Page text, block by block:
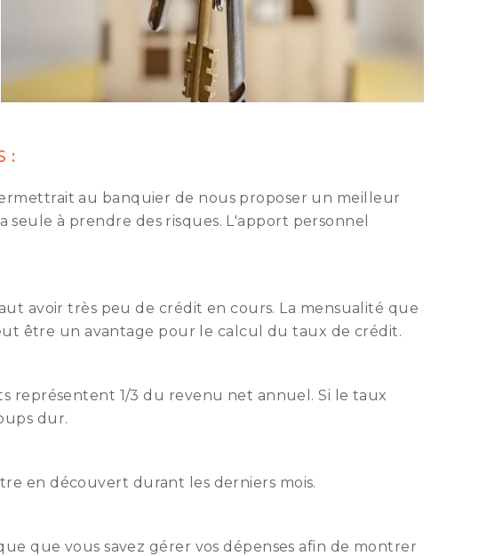
:
au banquier de nous proposer un meilleur
seule à prendre des risques. L'apport personnel
avoir très peu de crédit en cours. La mensualité que
être un avantage pour le calcul du taux de crédit.
représentent 1/3 du revenu net annuel. Si le taux
dur.
en découvert durant les derniers mois.
que vous savez gérer vos dépenses afin de montrer